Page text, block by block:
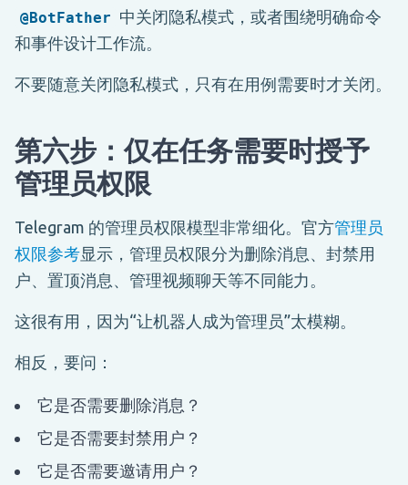
@BotFather 中关闭隐私模式，或者围绕明确命令
和事件设计工作流。
不要随意关闭隐私模式，只有在用例需要时才关闭。
第六步：仅在任务需要时授予
管理员权限
Telegram 的管理员权限模型非常细化。官方管理员
权限参考显示，管理员权限分为删除消息、封禁用
户、置顶消息、管理视频聊天等不同能力。
这很有用，因为“让机器人成为管理员”太模糊。
相反，要问：
它是否需要删除消息？
它是否需要封禁用户？
它是否需要邀请用户？